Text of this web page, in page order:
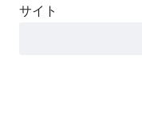
サイト